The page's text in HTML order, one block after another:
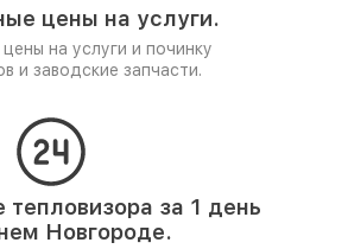
цены на услуги.
на услуги и починку
и заводские запчасти.
за 1 день
Новгороде.